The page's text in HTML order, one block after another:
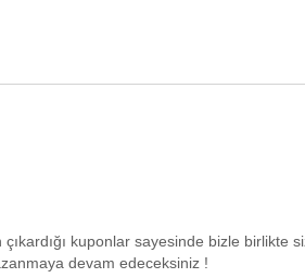
kuponlar sayesinde bizle birlikte
devam edeceksiniz !